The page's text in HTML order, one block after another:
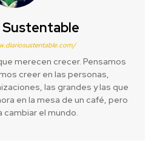
Sustentable
merecen crecer. Pensamos
creer en las personas,
las grandes y las que
en la mesa de un café, pero
cambiar el mundo.